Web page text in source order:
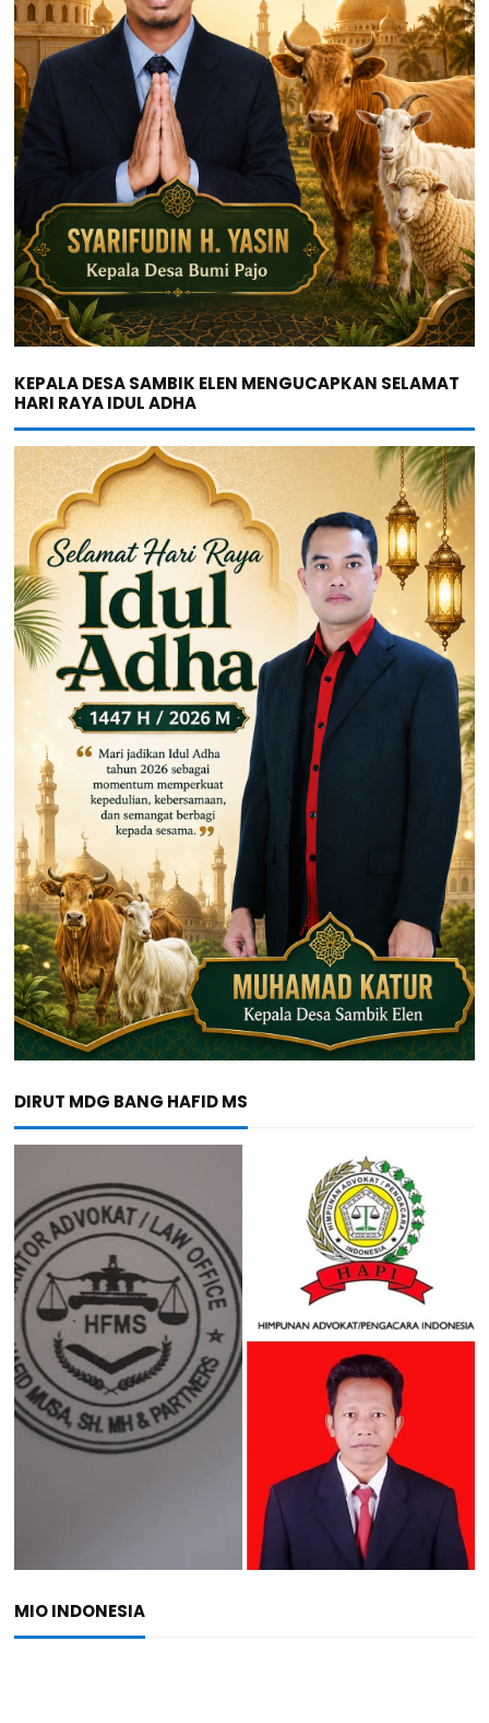
KEPALA DESA SAMBIK ELEN MENGUCAPKAN SELAMAT
HARI RAYA IDUL ADHA
DIRUT MDG BANG HAFID MS
MIO INDONESIA